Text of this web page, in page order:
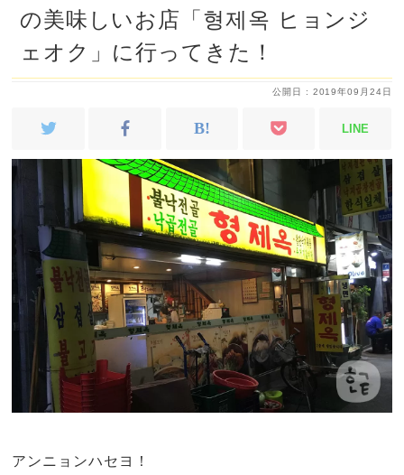
の美味しいお店「형제옥 ヒョンジ
ェオク」に行ってきた！
公開日 : 2019年09月24日
LINE
アンニョンハセヨ！